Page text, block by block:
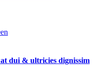
dui & ultricies dignissim